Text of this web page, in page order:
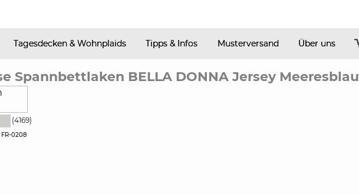
Tagesdecken & Wohnplaids Tipps & Infos Musterversand Über uns
Spannbettlaken BELLA DONNA Jersey Meeresblau
(4169)
FR-0208